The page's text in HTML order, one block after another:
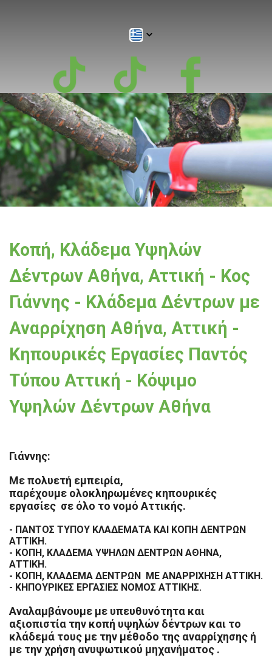
Κοπή, Κλάδεμα Υψηλών
Δέντρων Αθήνα, Αττική - Κος
Γιάννης - Κλάδεμα Δέντρων με
Αναρρίχηση Αθήνα, Αττική -
Κηπουρικές Εργασίες Παντός
Τύπου Αττική - Κόψιμο
Υψηλών Δέντρων Αθήνα
Γιάννης:
Με πολυετή εμπειρία,
παρέχουμε ολοκληρωμένες κηπουρικές
εργασίες σε όλο το νομό Αττικής.
- ΠΑΝΤΟΣ ΤΥΠΟΥ ΚΛΑΔΕΜΑΤΑ ΚΑΙ ΚΟΠΗ ΔΕΝΤΡΩΝ
ΑΤΤΙΚΗ.
- ΚΟΠΗ, ΚΛΑΔΕΜΑ ΥΨΗΛΩΝ ΔΕΝΤΡΩΝ ΑΘΗΝΑ,
ΑΤΤΙΚΗ.
- KOΠΗ, ΚΛΑΔΕΜΑ ΔΕΝΤΡΩΝ ΜΕ ΑΝΑΡΡΙΧΗΣΗ ΑΤΤΙΚΗ.
- ΚΗΠΟΥΡΙΚΕΣ ΕΡΓΑΣΙΕΣ ΝΟΜΟΣ ΑΤΤΙΚΗΣ.
Αναλαμβάνουμε με υπευθυνότητα και
αξιοπιστία την κοπή υψηλών δέντρων και το
κλάδεμά τους με την μέθοδο της αναρρίχησης ή
με την χρήση ανυψωτικού μηχανήματος .